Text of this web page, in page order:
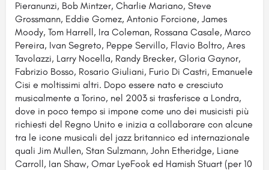
Pieranunzi, Bob Mintzer, Charlie Mariano, Steve
Grossmann, Eddie Gomez, Antonio Forcione, James
Moody, Tom Harrell, Ira Coleman, Rossana Casale, Marco
Pereira, Ivan Segreto, Peppe Servillo, Flavio Boltro, Ares
Tavolazzi, Larry Nocella, Randy Brecker, Gloria Gaynor,
Fabrizio Bosso, Rosario Giuliani, Furio Di Castri, Emanuele
Cisi e moltissimi altri. Dopo essere nato e cresciuto
musicalmente a Torino, nel 2003 si trasferisce a Londra,
dove in poco tempo si impone come uno dei musicisti più
richiesti del Regno Unito e inizia a collaborare con alcune
tra le icone musicali del jazz britannico ed internazionale
quali Jim Mullen, Stan Sulzmann, John Etheridge, Liane
Carroll, Ian Shaw, Omar LyeFook ed Hamish Stuart (per 10